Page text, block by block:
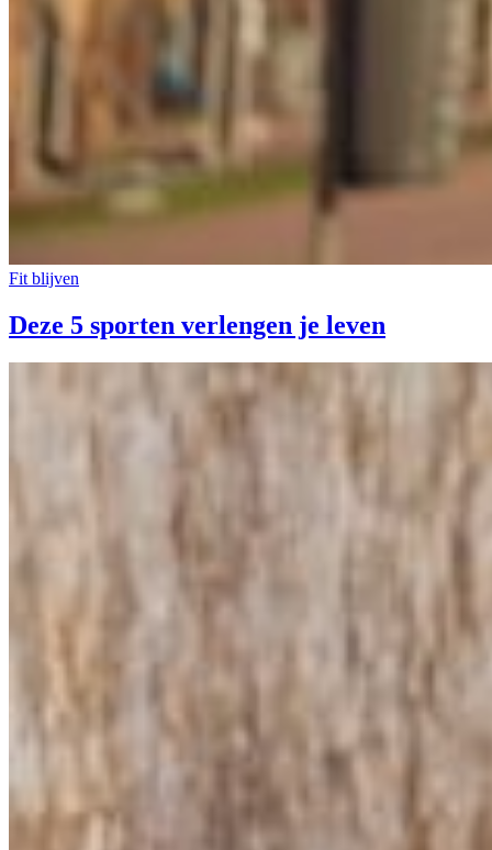
Fit blijven
Deze 5 sporten verlengen je leven